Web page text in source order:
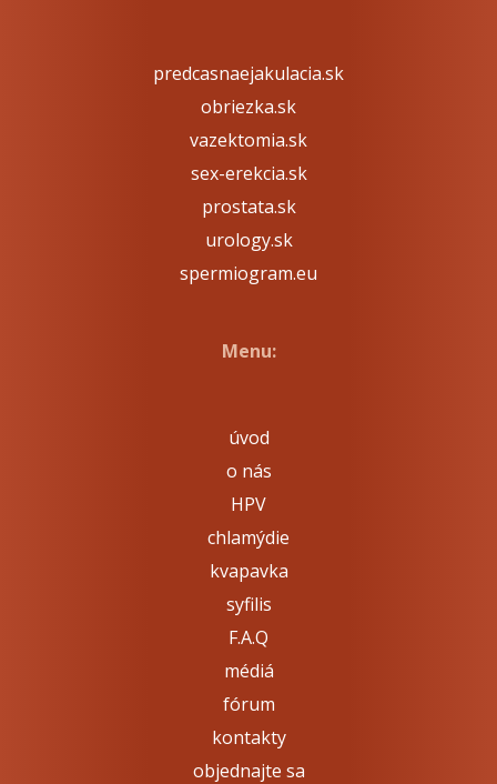
predcasnaejakulacia.sk
obriezka.sk
vazektomia.sk
sex-erekcia.sk
prostata.sk
urology.sk
spermiogram.eu
Menu:
úvod
o nás
HPV
chlamýdie
kvapavka
syfilis
F.A.Q
médiá
fórum
kontakty
objednajte sa